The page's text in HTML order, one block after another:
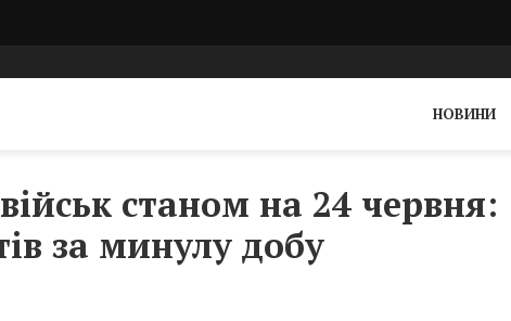
НОВИНИ
станом на 24 червня:
за минулу добу